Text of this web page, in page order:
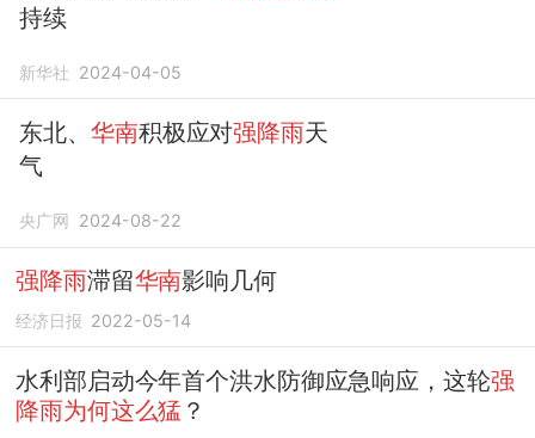
持续
新华社 2024-04-05
东北、华南积极应对强降雨天
气
央广网 2024-08-22
强降雨滞留华南影响几何
经济日报 2022-05-14
水利部启动今年首个洪水防御应急响应，这轮强
降雨为何这么猛 ？